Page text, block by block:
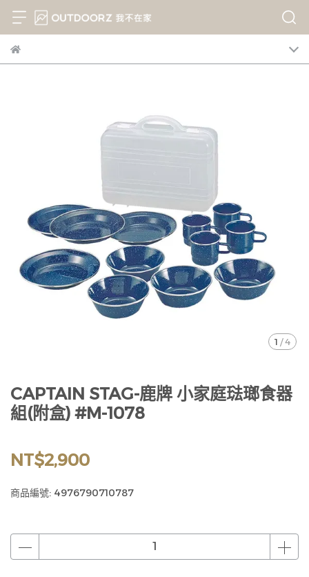
1 /4
CAPTAIN STAG-鹿牌 小家庭琺瑯食器
組(附盒) #M-1078
NT$2,900
商品編號: 4976790710787